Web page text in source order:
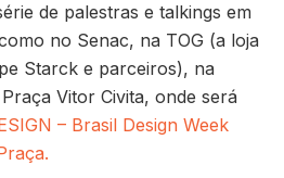
de palestras e talkings em
no Senac, na TOG (a loja
Starck e parceiros), na
Vitor Civita, onde será
– Brasil Design Week